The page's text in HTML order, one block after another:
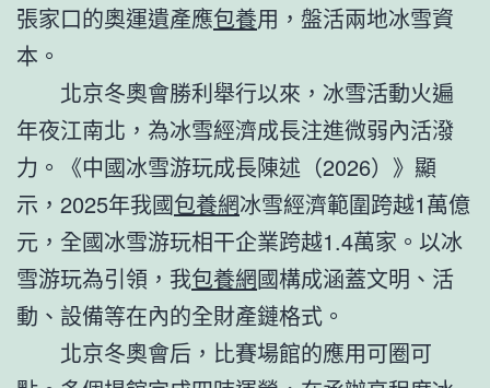
張家口的奧運遺產應包養用，盤活兩地冰雪資
本。
北京冬奧會勝利舉行以來，冰雪活動火遍
年夜江南北，為冰雪經濟成長注進微弱內活潑
力。《中國冰雪游玩成長陳述（2026）》顯
示，2025年我國包養網冰雪經濟範圍跨越1萬億
元，全國冰雪游玩相干企業跨越1.4萬家。以冰
雪游玩為引領，我包養網國構成涵蓋文明、活
動、設備等在內的全財產鏈格式。
北京冬奧會后，比賽場館的應用可圈可